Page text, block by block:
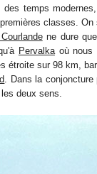
temps
classes.
ne dure
Pervalkaoù nous
étroite sur 98 km,
. Dans la
deux sens.